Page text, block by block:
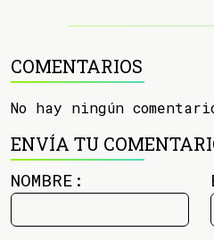
COMENTARIOS
No hay ningún
ENVÍA TU
NOMBRE: